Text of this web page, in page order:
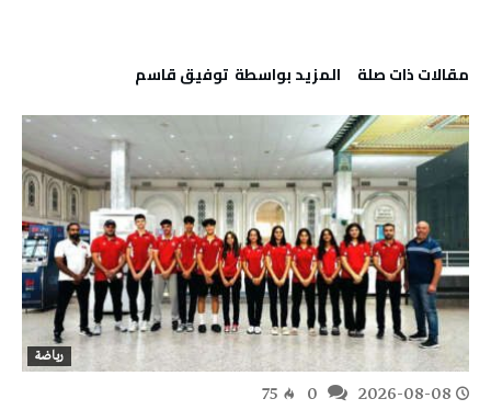
‫مقالات ذات صلة‬ ‫‫المزيد بواسطة‬ ‬ توفيق قاسم
رياضة
2026-08-08
75